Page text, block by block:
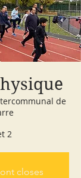
de
2
closes